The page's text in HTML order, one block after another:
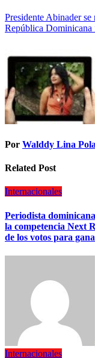
Presidente Abinader
República Dominicana
Por Walddy Lina
Related Post
Internacionales
Periodista
la competencia Next
de los votos para
Internacionales